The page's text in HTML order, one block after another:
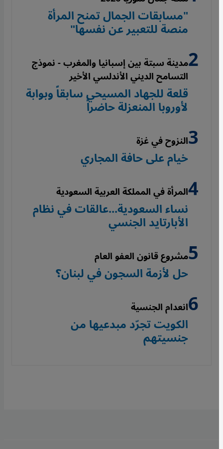
"مسابقات الجمال تمنح المرأة
منصة للتعبير عن نفسها"
مدينة سبتة بين إسبانيا والمغرب - نموذج
التسامح الديني الأندلسي الأخير
قلعة للجهاد المسيحي سابقاً وبوابة
لأوروبا المنعزلة حاضراً
النزوح في غزة
خيام على حافة المجاري
المرأة في المملكة العربية السعودية
نساء السعودية...عالقات في نظام
الأبارتايد الجنسي
مشروع قانون العفو العام
حل لأزمة السجون في لبنان؟
انعدام الجنسية
الكويت تجرّد مبدعيها من
جنسيتهم